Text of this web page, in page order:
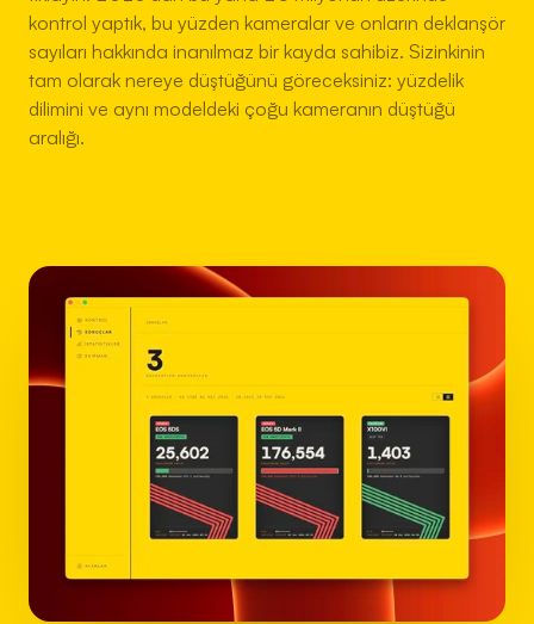
kontrol yaptık, bu yüzden kameralar ve onların deklanşör
sayıları hakkında inanılmaz bir kayda sahibiz. Sizinkinin
tam olarak nereye düştüğünü göreceksiniz: yüzdelik
dilimini ve aynı modeldeki çoğu kameranın düştüğü
aralığı.